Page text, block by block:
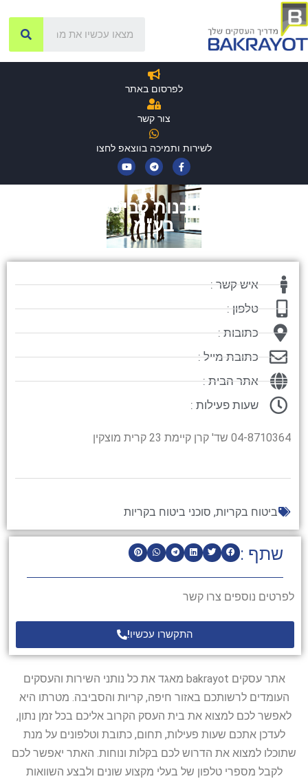
לפרסום באתר
צור קשר
לשירות ותמיכה בווצאפ לחצו
בע"מ
שתף :
לפרטים נוספים צרו קשר
התקשרו עכשיו!
איש קשר :
טלפון :
כתובות :
כתובת מייל :
אתר הבית :
שעות פעילות :
04-8710364 שד' קרן קיימת 23 קרית מוצקין
ביטוח בקריות, סוכני ביטוח בקריות
אתר עסקים bakrayot מאגד את כל נותני השירות והעסקים
העומדים לרשותכם באזור חיפה, קריות והסביבה. מטרתו היא
לאפשר לכם למצוא את בית העסק הקרוב אליכם בכל זמן נתון,
לעדכן אתכם שעות פעילות, תחום, כתובת וטלפונים על מנת
שתוכלו למצוא את הדרוש לכם בקלות ונוחות. האתר יאפשר לכם
לקבל מספרי טלפון של בעלי מקצוע שונים ולבצע השוואות